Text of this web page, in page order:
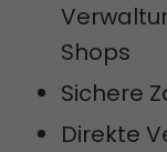
Shops
Sichere
Direkte